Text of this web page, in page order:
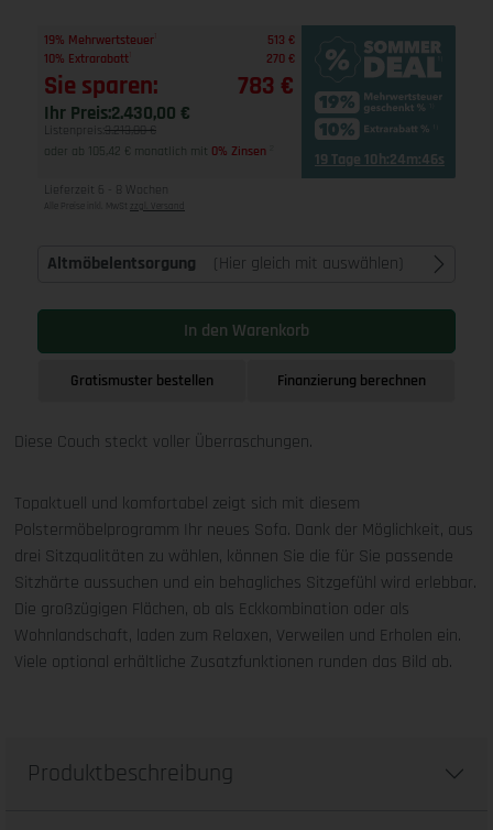
19% Mehrwertsteuer
513 €
10% Extrarabatt
270 €
Sie sparen: 783 €
Ihr Preis:2.430,00 €
Listenpreis: 3.213,00 €
oder ab 105,42 € monatlich mit 0% Zinsen 19 Tage 10h:24m:46s
Lieferzeit 6 - 8 Wochen
Alle Preise inkl. MwSt zzgl. Versand
Altmöbelentsorgung (Hier gleich mit auswählen)
In den Warenkorb
Gratismuster bestellen Finanzierung berechnen
Diese Couch steckt voller Überraschungen.
Topaktuell und komfortabel zeigt sich mit diesem
Polstermöbelprogramm Ihr neues Sofa. Dank der Möglichkeit, aus
drei Sitzqualitäten zu wählen, können Sie die für Sie passende
Sitzhärte aussuchen und ein behagliches Sitzgefühl wird erlebbar.
Die großzügigen Flächen, ob als Eckkombination oder als
Wohnlandschaft, laden zum Relaxen, Verweilen und Erholen ein.
Viele optional erhältliche Zusatzfunktionen runden das Bild ab.
Produktbeschreibung